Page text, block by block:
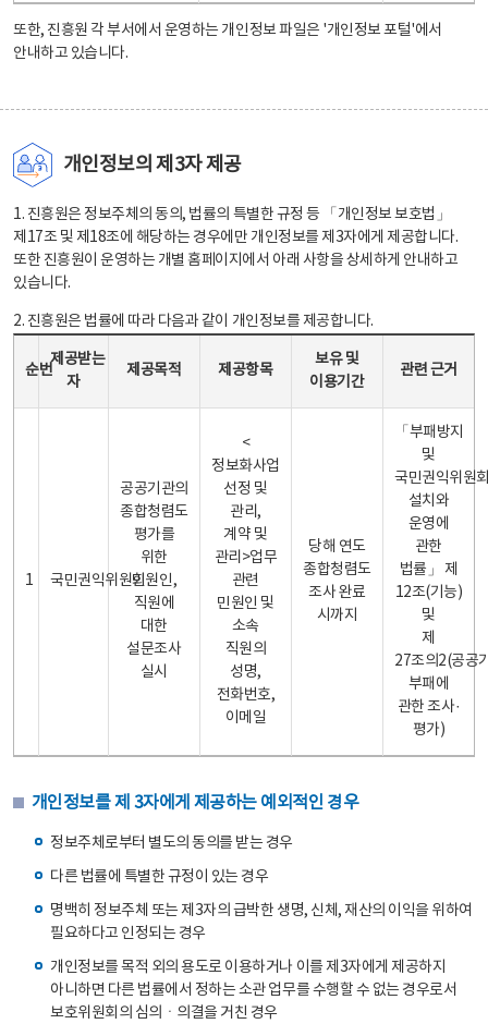
또한, 진흥원 각 부서에서 운영하는 개인정보 파일은 '개인정보 포털'에서
안내하고 있습니다.
개인정보의 제3자 제공
1. 진흥원은 정보주체의 동의, 법률의 특별한 규정 등 「개인정보 보호법」
제17조 및 제18조에 해당하는 경우에만 개인정보를 제3자에게 제공합니다.
또한 진흥원이 운영하는 개별 홈페이지에서 아래 사항을 상세하게 안내하고
있습니다.
2. 진흥원은 법률에 따라 다음과 같이 개인정보를 제공합니다.
순번
제공받는
자
제공목적 제공항목
보유 및
이용기간
관련 근거
1 국민권익위원회
공공기관의
종합청렴도
평가를
위한
민원인,
직원에
대한
설문조사
실시
<
정보화사업
선정 및
관리,
계약 및
관리>업무
관련
민원인 및
소속
직원의
성명,
전화번호,
이메일
당해 연도
종합청렴도
조사 완료
시까지
「부패방지
및
국민권익위원
설치와
운영에
관한
법률」 제
12조(기능)
및
제
27조의2(공공
부패에
관한 조사·
평가)
개인정보를 제 3자에게 제공하는 예외적인 경우
정보주체로부터 별도의 동의를 받는 경우
다른 법률에 특별한 규정이 있는 경우
명백히 정보주체 또는 제3자의 급박한 생명, 신체, 재산의 이익을 위하여
필요하다고 인정되는 경우
개인정보를 목적 외의 용도로 이용하거나 이를 제3자에게 제공하지
아니하면 다른 법률에서 정하는 소관 업무를 수행할 수 없는 경우로서
보호위원회의 심의ㆍ의결을 거친 경우